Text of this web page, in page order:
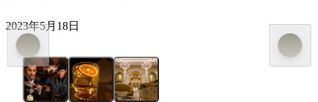
2023年5月18日